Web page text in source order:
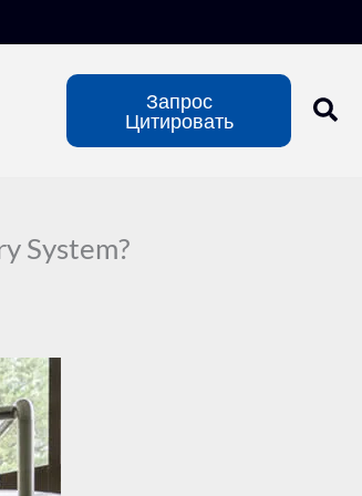
Запрос
Цитировать
System?